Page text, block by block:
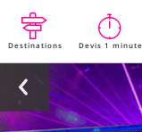
Destinations Devis 1 minute